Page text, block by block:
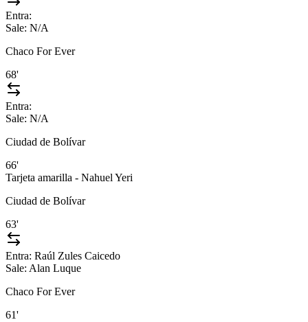
Entra:
Sale: N/A
Chaco For Ever
68'
Entra:
Sale: N/A
Ciudad de Bolívar
66'
Tarjeta amarilla - Nahuel Yeri
Ciudad de Bolívar
63'
Entra: Raúl Zules Caicedo
Sale: Alan Luque
Chaco For Ever
61'